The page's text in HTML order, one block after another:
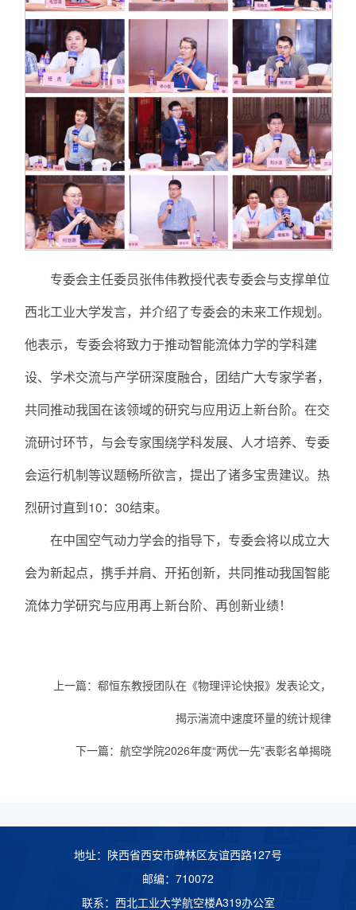
专委会主任委员张伟伟教授代表专委会与支撑单位
西北工业大学发言，并介绍了专委会的未来工作规划。
他表示，专委会将致力于推动智能流体力学的学科建
设、学术交流与产学研深度融合，团结广大专家学者，
共同推动我国在该领域的研究与应用迈上新台阶。在交
流研讨环节，与会专家围绕学科发展、人才培养、专委
会运行机制等议题畅所欲言，提出了诸多宝贵建议。热
烈研讨直到10：30结束。
在中国空气动力学会的指导下，专委会将以成立大
会为新起点，携手并肩、开拓创新，共同推动我国智能
流体力学研究与应用再上新台阶、再创新业绩！
上一篇：郗恒东教授团队在《物理评论快报》发表论文，
揭示湍流中速度环量的统计规律
下一篇：航空学院2026年度“两优一先”表彰名单揭晓
地址：陕西省西安市碑林区友谊西路127号
邮编：710072
联系：西北工业大学航空楼A319办公室